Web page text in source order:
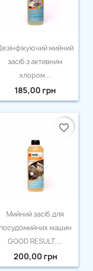
Швидкий перегляд
мийний
засіб з активним
хлором...
185,00 грн
Швидкий перегляд
Мийний засіб для
посудомийних машин
GOOD RESULT....
200,00 грн
favorite_border